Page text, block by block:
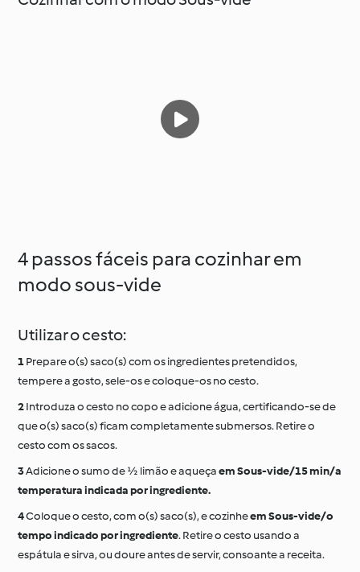
4 passos fáceis para cozinhar em
modo sous-vide
Utilizar o cesto:
Prepare o(s) saco(s) com os ingredientes pretendidos,
tempere a gosto, sele-os e coloque-os no cesto.
Introduza o cesto no copo e adicione água, certificando-se de
que o(s) saco(s) ficam completamente submersos. Retire o
cesto com os sacos.
Adicione o sumo de ½ limão e aqueçaem Sous-vide/15 min/a
temperatura indicada por ingrediente.
Coloque o cesto, com o(s) saco(s), e cozinheem Sous-vide/o
tempo indicado por ingrediente. Retire o cesto usando a
espátula e sirva, ou doure antes de servir, consoante a receita.